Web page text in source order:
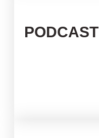
PODCAST